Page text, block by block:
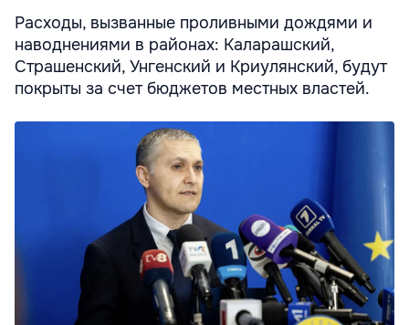
Расходы, вызванные проливными дождями и
наводнениями в районах: Каларашский,
Страшенский, Унгенский и Криулянский, будут
покрыты за счет бюджетов местных властей.